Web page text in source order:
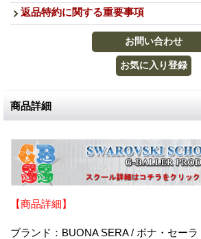
返品特約に関する重要事項
商品詳細
【商品詳細】
ブランド：BUONA SERA / ボナ・セーラ